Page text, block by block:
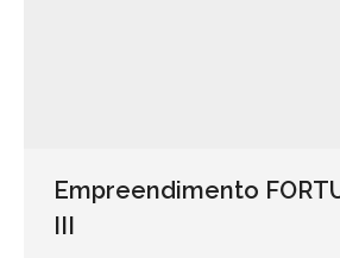
Empreendimento
III